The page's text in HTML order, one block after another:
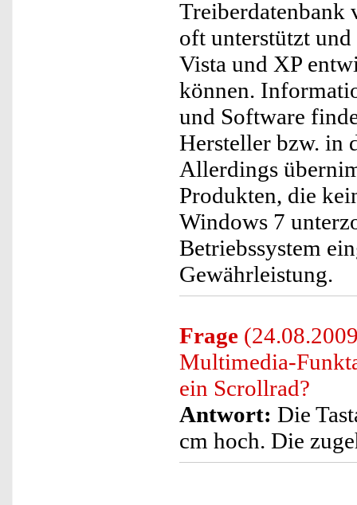
Treiberdatenbank
oft unterstützt
Vista und XP
können.
und Software
Hersteller bzw. in
Allerdings
Produkten, die
Windows 7
Betriebssystem
Gewährleistung.
Frage
Multimedia-
ein Scrollrad?
Antwort: Die
cm hoch. Die